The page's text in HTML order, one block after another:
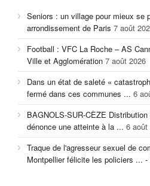
Seniors : un village pour mieux se
arrondissement de Paris 7 août
Football : VFC La Roche – AS
Ville et Agglomération 7 août 2026
Dans un état de saleté «
fermé dans ces communes ... 6
BAGNOLS-SUR-CÈZE
dénonce une atteinte à la ... 6 août
Traque de l'agresseur sexuel de
Montpellier félicite les policiers ...